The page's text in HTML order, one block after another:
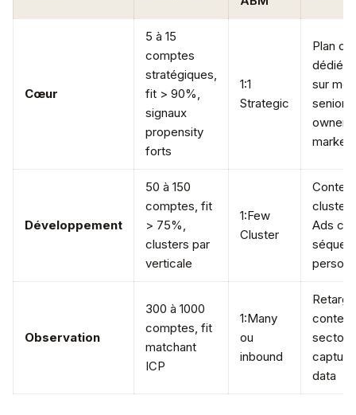
Cœur
5 à 15
comptes
stratégiques,
fit > 90%,
signaux
propensity
forts
1:1
Strategic
Plan
dédié,
sur
senior,
Développement
50 à 150
comptes, fit
> 75%,
clusters par
verticale
1:Few
Cluster
cluster,
Ads
Observation
300 à 1000
comptes, fit
matchant
ICP
1:Many
ou
inbound
contenu
data